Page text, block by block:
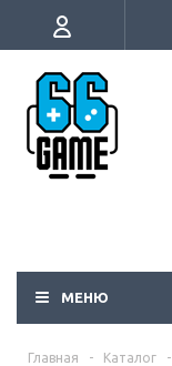
МЕНЮ
Главная - Каталог -